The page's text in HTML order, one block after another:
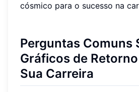
cósmico para o sucesso na
Perguntas Comuns
Gráficos de
Sua Carreira